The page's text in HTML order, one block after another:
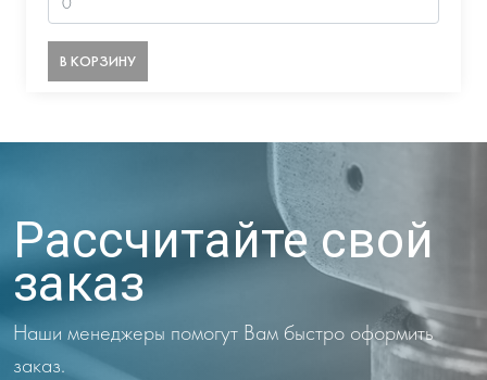
В КОРЗИНУ
Рассчитайте свой
заказ
Наши менеджеры помогут Вам быстро оформить
заказ.